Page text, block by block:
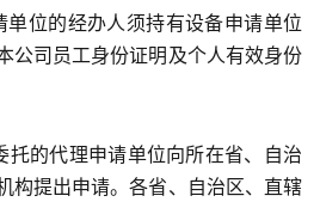
单位的经办人须持有设备申请单位
公司员工身份证明及个人有效身份
托的代理申请单位向所在省、自治
构提出申请。各省、自治区、直辖